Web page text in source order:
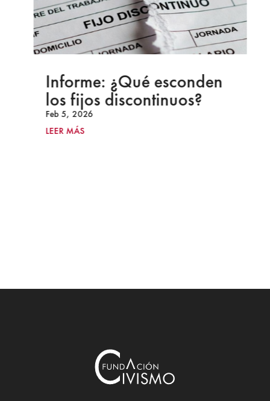
Informe: ¿Qué esconden
los fijos discontinuos?
Feb 5, 2026
LEER MÁS